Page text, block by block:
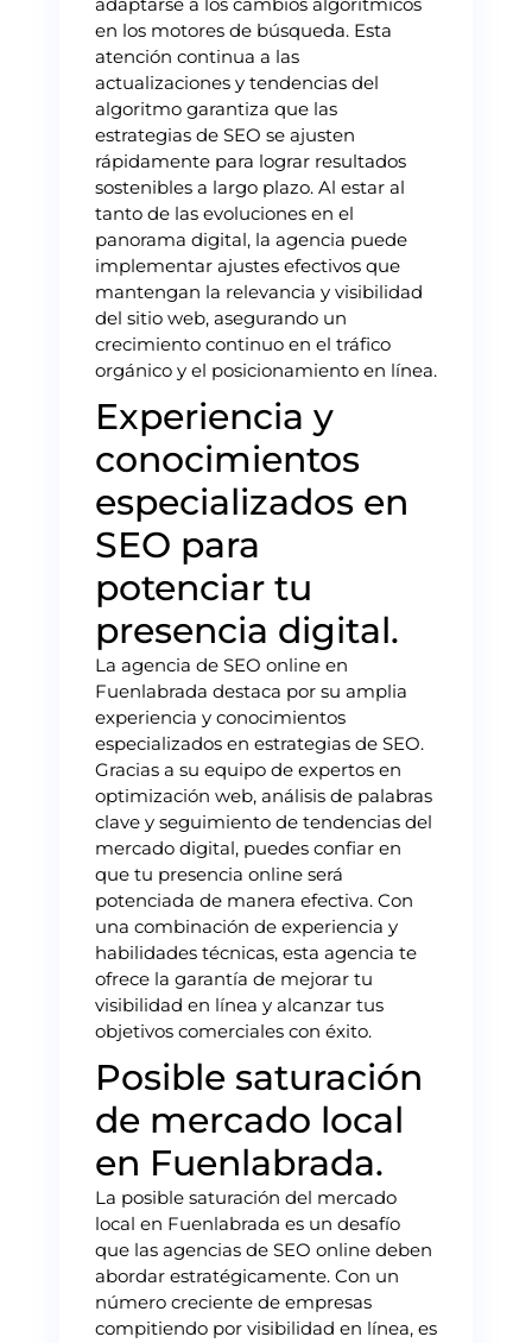
en los motores de búsqueda. Esta
atención continua a las
actualizaciones y tendencias del
algoritmo garantiza que las
estrategias de SEO se ajusten
rápidamente para lograr resultados
sostenibles a largo plazo. Al estar al
tanto de las evoluciones en el
panorama digital, la agencia puede
implementar ajustes efectivos que
mantengan la relevancia y visibilidad
del sitio web, asegurando un
crecimiento continuo en el tráfico
orgánico y el posicionamiento en línea.
Experiencia y
conocimientos
especializados en
SEO para
potenciar tu
presencia digital.
La agencia de SEO online en
Fuenlabrada destaca por su amplia
experiencia y conocimientos
especializados en estrategias de SEO.
Gracias a su equipo de expertos en
optimización web, análisis de palabras
clave y seguimiento de tendencias del
mercado digital, puedes confiar en
que tu presencia online será
potenciada de manera efectiva. Con
una combinación de experiencia y
habilidades técnicas, esta agencia te
ofrece la garantía de mejorar tu
visibilidad en línea y alcanzar tus
objetivos comerciales con éxito.
Posible saturación
de mercado local
en Fuenlabrada.
La posible saturación del mercado
local en Fuenlabrada es un desafío
que las agencias de SEO online deben
abordar estratégicamente. Con un
número creciente de empresas
compitiendo por visibilidad en línea, es